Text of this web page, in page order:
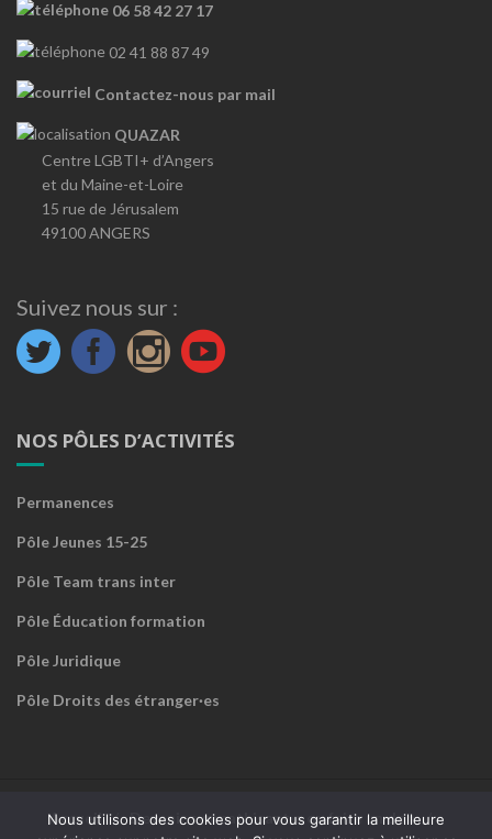
06 58 42 27 17
02 41 88 87 49
Contactez-nous par mail
QUAZAR
Centre LGBTI+ d’Angers
et du Maine-et-Loire
15 rue de Jérusalem
49100 ANGERS
Suivez nous sur :
NOS PÔLES D’ACTIVITÉS
Permanences
Pôle Jeunes 15-25
Pôle Team trans inter
Pôle Éducation formation
Pôle Juridique
Pôle Droits des étranger·es
Accueil Devenir sympathisant·e ou faire un don
Nous utilisons des cookies pour vous garantir la meilleure